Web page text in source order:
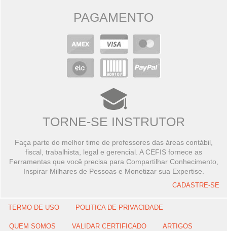
PAGAMENTO
TORNE-SE INSTRUTOR
Faça parte do melhor time de professores das áreas contábil,
fiscal, trabalhista, legal e gerencial. A CEFIS fornece as
Ferramentas que você precisa para Compartilhar Conhecimento,
Inspirar Milhares de Pessoas e Monetizar sua Expertise.
CADASTRE-SE
TERMO DE USO POLITICA DE PRIVACIDADE
QUEM SOMOS VALIDAR CERTIFICADO ARTIGOS